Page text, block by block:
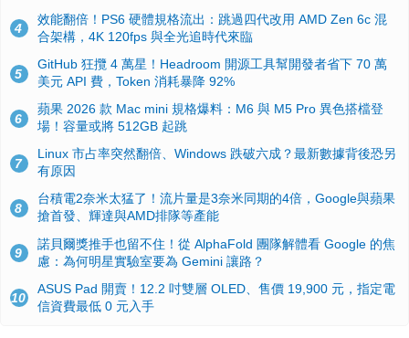
4
效能翻倍！PS6 硬體規格流出：跳過四代改用 AMD Zen 6c 混
合架構，4K 120fps 與全光追時代來臨
5
GitHub 狂攬 4 萬星！Headroom 開源工具幫開發者省下 70 萬
美元 API 費，Token 消耗暴降 92%
6
蘋果 2026 款 Mac mini 規格爆料：M6 與 M5 Pro 異色搭檔登
場！容量或將 512GB 起跳
7
Linux 市占率突然翻倍、Windows 跌破六成？最新數據背後恐另
有原因
8
台積電2奈米太猛了！流片量是3奈米同期的4倍，Google與蘋果
搶首發、輝達與AMD排隊等產能
9
諾貝爾獎推手也留不住！從 AlphaFold 團隊解體看 Google 的焦
慮：為何明星實驗室要為 Gemini 讓路？
10
ASUS Pad 開賣！12.2 吋雙層 OLED、售價 19,900 元，指定電
信資費最低 0 元入手